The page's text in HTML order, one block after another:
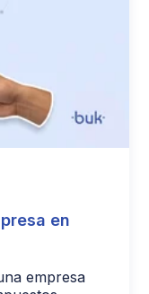
en
empresa